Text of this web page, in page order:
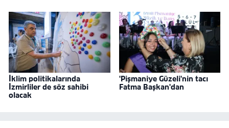
İklim politikalarında
İzmirliler de söz sahibi
olacak
'Pişmaniye Güzeli'nin tacı
Fatma Başkan'dan